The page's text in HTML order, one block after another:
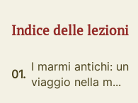
Indice delle lezioni
01.
I marmi antichi: un
viaggio nella m...